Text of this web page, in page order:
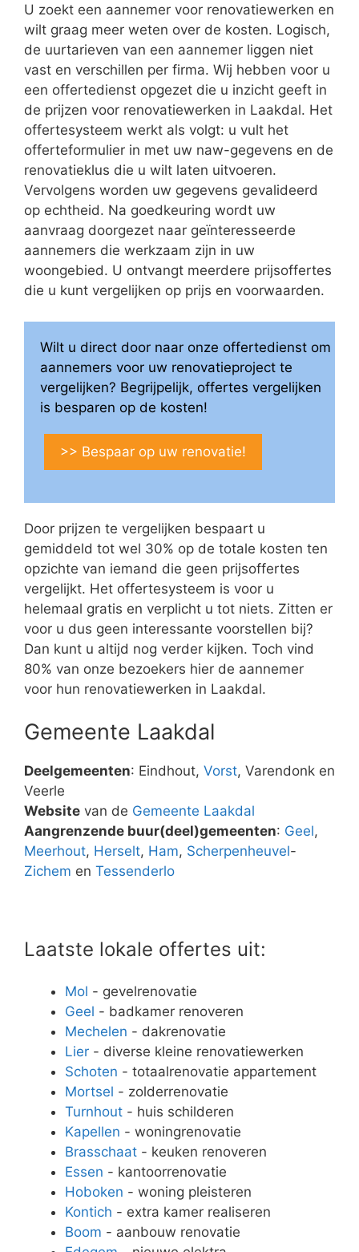
U zoekt een aannemer voor renovatiewerken en
wilt graag meer weten over de kosten. Logisch,
de uurtarieven van een aannemer liggen niet
vast en verschillen per firma. Wij hebben voor u
een offertedienst opgezet die u inzicht geeft in
de prijzen voor renovatiewerken in Laakdal. Het
offertesysteem werkt als volgt: u vult het
offerteformulier in met uw naw-gegevens en de
renovatieklus die u wilt laten uitvoeren.
Vervolgens worden uw gegevens gevalideerd
op echtheid. Na goedkeuring wordt uw
aanvraag doorgezet naar geïnteresseerde
aannemers die werkzaam zijn in uw
woongebied. U ontvangt meerdere prijsoffertes
die u kunt vergelijken op prijs en voorwaarden.
Wilt u direct door naar onze offertedienst om
aannemers voor uw renovatieproject te
vergelijken? Begrijpelijk, offertes vergelijken
is besparen op de kosten!
>> Bespaar op uw renovatie!
Door prijzen te vergelijken bespaart u
gemiddeld tot wel 30% op de totale kosten ten
opzichte van iemand die geen prijsoffertes
vergelijkt. Het offertesysteem is voor u
helemaal gratis en verplicht u tot niets. Zitten er
voor u dus geen interessante voorstellen bij?
Dan kunt u altijd nog verder kijken. Toch vind
80% van onze bezoekers hier de aannemer
voor hun renovatiewerken in Laakdal.
Gemeente Laakdal
Deelgemeenten: Eindhout, Vorst, Varendonk en
Veerle
Website van de Gemeente Laakdal
Aangrenzende buur(deel)gemeenten: Geel,
Meerhout, Herselt, Ham, Scherpenheuvel-
Zichem en Tessenderlo
Laatste lokale offertes uit:
Mol - gevelrenovatie
Geel - badkamer renoveren
Mechelen - dakrenovatie
Lier - diverse kleine renovatiewerken
Schoten - totaalrenovatie appartement
Mortsel - zolderrenovatie
Turnhout - huis schilderen
Kapellen - woningrenovatie
Brasschaat - keuken renoveren
Essen - kantoorrenovatie
Hoboken - woning pleisteren
Kontich - extra kamer realiseren
Boom - aanbouw renovatie